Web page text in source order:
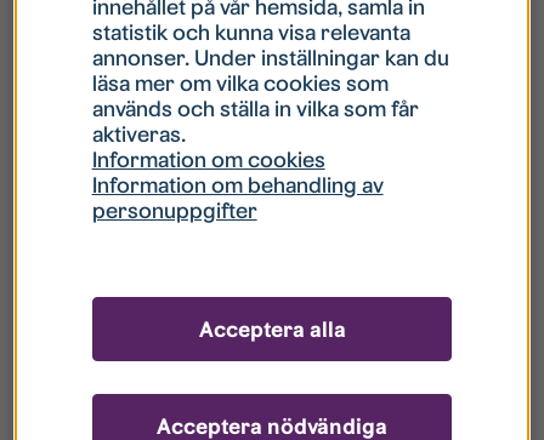
Hur gör jag om mitt konto är låst?
Hur gör jag när jag glömt mitt lösenord?
Vad innebär Gästkonto/Gästanvändare?
innehållet på vår hemsida, samla in
statistik och kunna visa relevanta
annonser. Under inställningar kan du
läsa mer om vilka cookies som
används och ställa in vilka som får
aktiveras.
Information om cookies
Information om behandling av
personuppgifter
Acceptera nödvändiga
Acceptera alla